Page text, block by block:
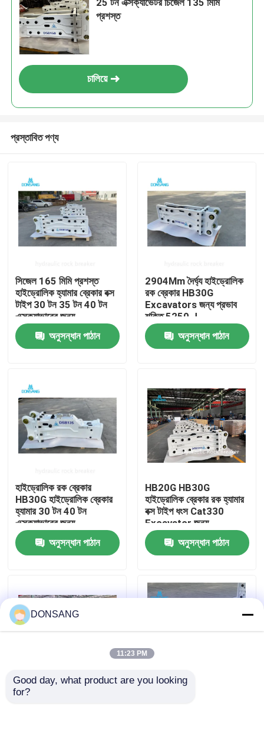
বাড়ি
পণ্য
আমাদের সম্পর্কে
কারখানা ভ্রমণ
যোগাযোগ করুন
হাইড্রোলিক রক ব্রেকার
25 টন এক্সক্যাভেটর চিজেল 135 মিমি
প্রশস্ত
চালিয়ে
প্রস্তাবিত পণ্য
সিজেল 165 মিমি প্রশস্ত
হাইড্রোলিক হ্যামার ব্রেকার বক্স
টাইপ 30 টন 35 টন 40 টন
এক্সক্যাভারের জন্য
অনুসন্ধান পাঠান
2904Mm দৈর্ঘ্য হাইড্রোলিক
রক ব্রেকার HB30G
Excavators জন্য প্রভাব
শক্তি 5250 J
অনুসন্ধান পাঠান
হাইড্রোলিক রক ব্রেকার
HB30G হাইড্রোলিক ব্রেকার
হ্যামার 30 টন 40 টন
এক্সক্যাভারের জন্য
অনুসন্ধান পাঠান
HB20G HB30G
হাইড্রোলিক ব্রেকার রক হ্যামার
বক্স টাইপ ধংস Cat330
Excavator জন্য
অনুসন্ধান পাঠান
সিজেল 165 মিমি প্রশস্ত
DONSANG
11:23 PM
Good day, what product are you looking
for?